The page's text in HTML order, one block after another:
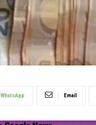
WhatsApp Email